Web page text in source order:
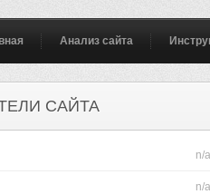
Анализ сайта
САЙТА
n/a
n/a